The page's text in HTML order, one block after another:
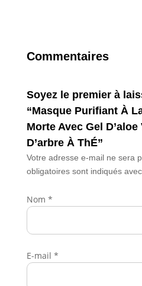
Commentaires
Soyez le premier à
“Masque Purifiant À
Morte Avec Gel
D’arbre À ThÉ”
Votre adresse e-mail ne sera
obligatoires sont indiqués avec
Nom *
E-mail *